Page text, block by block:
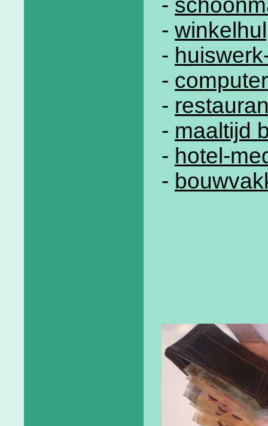
-
-
-
-
-
- maaltijd
- hotel-
-